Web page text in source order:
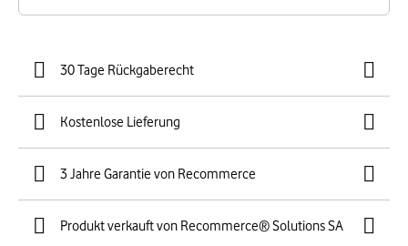
30 Tage Rückgaberecht
Kostenlose Lieferung
3 Jahre Garantie von Recommerce
Produkt verkauft von Recommerce® Solutions SA